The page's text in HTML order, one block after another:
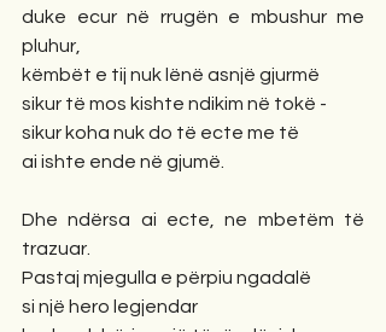
duke ecur në rrugën e mbushur me
pluhur,
këmbët e tij nuk lënë asnjë gjurmë
sikur të mos kishte ndikim në tokë -
sikur koha nuk do të ecte me të
ai ishte ende në gjumë.
Dhe ndërsa ai ecte, ne mbetëm të
trazuar.
Pastaj mjegulla e përpiu ngadalë
si një hero legjendar